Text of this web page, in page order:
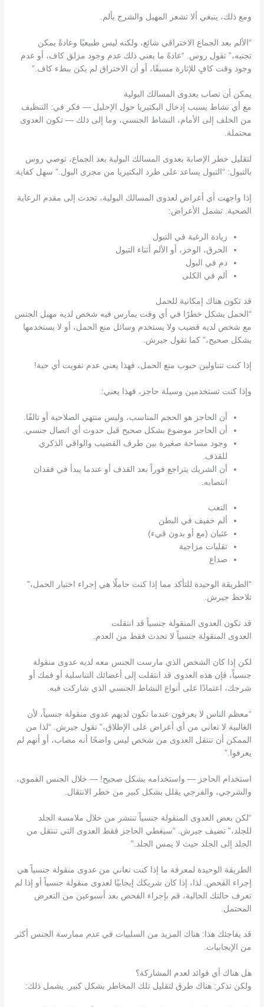
ومع ذلك، ينبغي ألا تشعر المهبل والشرج بألم.
“الألم بعد الجماع الاختراقي شائع، ولكنه ليس طبيعيًا وعادةً يمكن
تجنبه،” تقول روس. “عادةً ما يعني ذلك عدم وجود مزلق كاف، أو عدم
وجود وقت كافٍ للإثارة مسبقًا، أو أن الاختراق لم يكن ببطء كاف.”
يمكن أن تصاب بعدوى المسالك البولية
مع أي نشاط يسبب إدخال البكتيريا حول الإحليل — فكر في: التنظيف
من الخلف إلى الأمام، النشاط الجنسي، وما إلى ذلك — تكون العدوى
محتملة.
لتقليل خطر الإصابة بعدوى المسالك البولية بعد الجماع، توصي روس
بالتبول: “التبول يساعد على طرد البكتيريا من مجرى البول.” سهل كفاية.
إذا واجهت أي أعراض لعدوى المسالك البولية، تحدث إلى مقدم الرعاية
الصحية. تشمل الأعراض:
زيادة الرغبة في التبول
الحرق، الوخز، أو الألم أثناء التبول
دم في البول
ألم في الكلى
قد تكون هناك إمكانية للحمل
“الحمل يشكل خطرًا في أي وقت يمارس فيه شخص لديه مهبل الجنس
مع شخص لديه قضيب ولا يستخدم وسائل منع الحمل، أو لا يستخدمها
بشكل صحيح،” كما تقول جيرش.
إذا كنت تتناولين حبوب منع الحمل، فهذا يعني عدم تفويت أي حبة!
وإذا كنت تستخدمين وسيلة حاجز، فهذا يعني:
أن الحاجز هو الحجم المناسب، وليس منتهي الصلاحية أو تالفًا.
أن الحاجز موضوع بشكل صحيح قبل حدوث أي اتصال جنسي.
وجود مساحة صغيرة بين طرف القضيب والواقي الذكري
للقذف.
أن الشريك يتراجع فوراً بعد القذف أو عندما يبدأ في فقدان
انتصابه.
التعب
ألم خفيف في البطن
غثيان (مع أو بدون قيء)
تقلبات مزاجية
صداع
“الطريقة الوحيدة للتأكد مما إذا كنت حاملًا هي إجراء اختبار الحمل،”
تلاحظ جيرش.
قد تكون العدوى المنقولة جنسياً قد انتقلت
العدوى المنقولة جنسياً لا تحدث فقط من العدم.
لكن إذا كان الشخص الذي مارست الجنس معه لديه عدوى منقولة
جنسياً، فإن هذه العدوى قد انتقلت إلى أعضائك التناسلية أو فمك أو
شرجك، اعتمادًا على أنواع النشاط الجنسي الذي شاركت فيه.
“معظم الناس لا يعرفون عندما تكون لديهم عدوى منقولة جنسياً، لأن
الغالبية لا تعاني من أي أعراض على الإطلاق،” تقول جيرش. “لذا من
الممكن أن تنتقل العدوى من شخص ليس واضحًا أنه مصاب، أو أنهم لم
يعرفوا.”
استخدام الحاجز — واستخدامه بشكل صحيح! — خلال الجنس الفموي،
والشرجي، والفرجي يقلل بشكل كبير من خطر الانتقال.
“لكن بعض العدوى المنقولة جنسياً تنتشر من خلال ملامسة الجلد
للجلد،” تضيف جيرش. “سيغطي الحاجز فقط العدوى التي تنتقل من
الجلد إلى الجلد حيث لا يمس الجلد.”
الطريقة الوحيدة لمعرفة ما إذا كنت تعاني من عدوى منقولة جنسياً هي
إجراء الفحص. لذا، إذا كان شريكك إيجابيًا لعدوى منقولة جنسياً أو إذا لم
تعرف حالتك الحالية، قم بإجراء الفحص بعد أسبوعين من التعرض
المحتمل.
قد يفاجئك هذا: هناك المزيد من السلبيات فيعدم ممارسة الجنس أكثر
من الإيجابيات.
هل هناك أي فوائد لعدم المشاركة؟
ولكن تذكر: هناك طرق لتقليل تلك المخاطر بشكل كبير. يشمل ذلك: